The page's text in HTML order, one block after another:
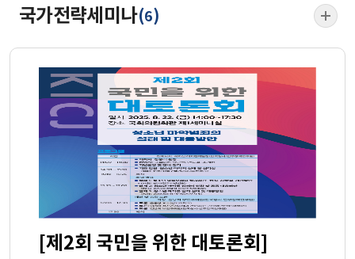
국가전략세미나(6)
[제2회 국민을 위한 대토론회]